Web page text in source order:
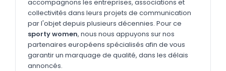
Technologie
Vêtements
Outils & porte-clés
Cuisine
accompagnons les entreprises, associations et
collectivités dans leurs projets de communication
par l'objet depuis plusieurs décennies. Pour ce
sporty women, nous nous appuyons sur nos
partenaires européens spécialisés afin de vous
garantir un marquage de qualité, dans les délais
annoncés.